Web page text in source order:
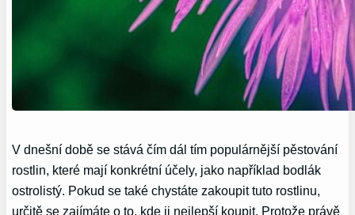
V dnešní době se stává čím dál tím populárnější pěstování
rostlin, které mají konkrétní účely, jako například bodlák
ostrolistý. Pokud se také chystáte zakoupit tuto rostlinu,
určitě se zajímáte o to, kde ji nejlepší koupit. Protože právě